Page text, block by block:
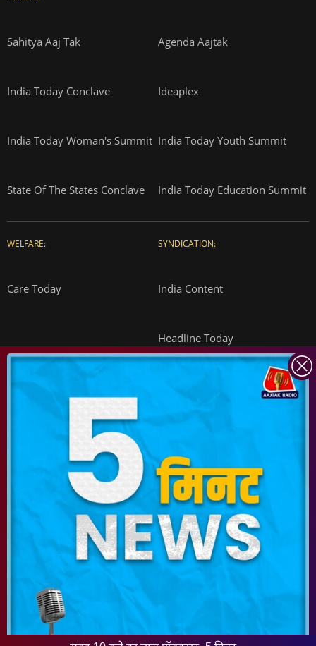
Sahitya Aaj Tak Agenda Aajtak
India Today Conclave Ideaplex
India Today Woman's Summit India Today Youth Summit
State Of The States Conclave India Today Education Summit
WELFARE:
Care Today
SYNDICATION:
India Content
Headline Today
DOWNLOAD APP
Living Media India Limited. For reprint rights: